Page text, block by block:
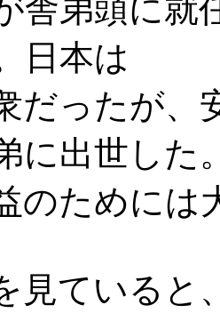
舎弟頭に就
日本は
だったが、
に出世した
のためには
見ていると